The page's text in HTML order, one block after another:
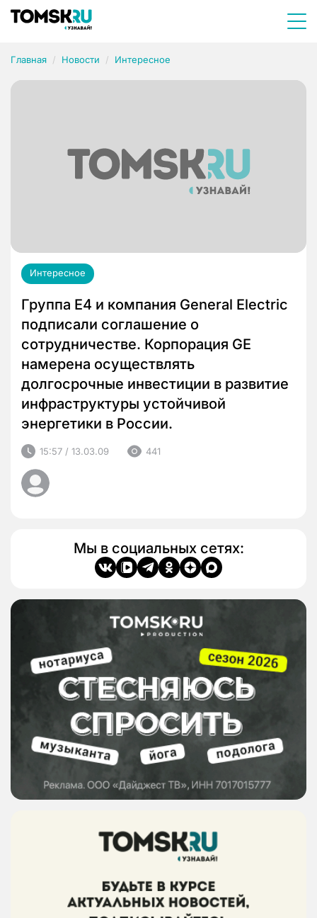
Главная Новости Интересное
Интересное
Группа Е4 и компания General Electric
подписали соглашение о
сотрудничестве. Корпорация GE
намерена осуществлять
долгосрочные инвестиции в развитие
инфраструктуры устойчивой
энергетики в России.
15:57 / 13.03.09 441
Мы в социальных сетях: